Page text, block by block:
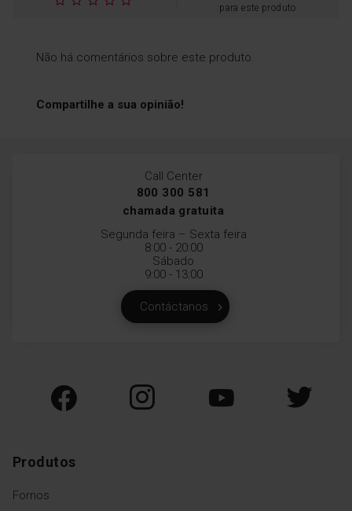
para este produto
Não há comentários sobre este produto.
Compartilhe a sua opinião!
Call Center
800 300 581
chamada gratuita
Segunda feira – Sexta feira
8:00 - 20:00
Sábado
9:00 - 13:00
Contáctanos
Produtos
Fornos